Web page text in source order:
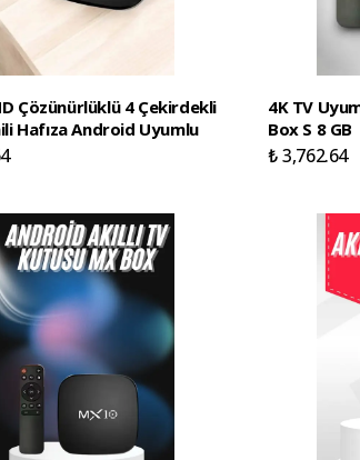
Çözünürlüklü 4 Çekirdekli
Hafıza Android Uyumlu
4K TV
Box S 8 GB
₺ 3,762.64